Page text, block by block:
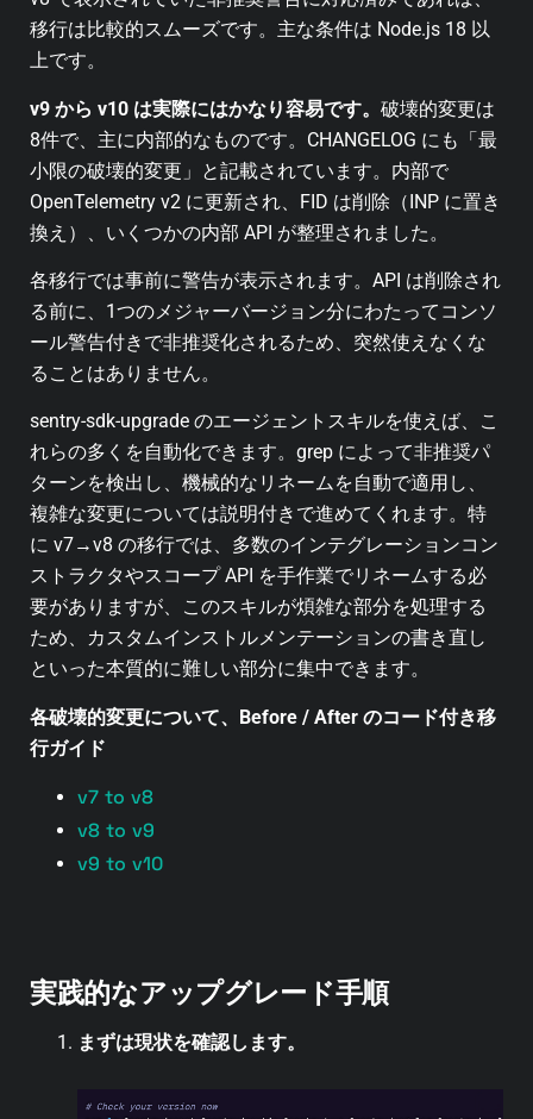
移行は比較的スムーズです。主な条件は Node.js 18 以
上です。
v9 から v10 は実際にはかなり容易です。 破壊的変更は
8件で、主に内部的なものです。CHANGELOG にも「最
小限の破壊的変更」と記載されています。内部で
OpenTelemetry v2 に更新され、FID は削除（INP に置き
換え）、いくつかの内部 API が整理されました。
各移行では事前に警告が表示されます。API は削除され
る前に、1つのメジャーバージョン分にわたってコンソ
ール警告付きで非推奨化されるため、突然使えなくな
ることはありません。
sentry-sdk-upgrade のエージェントスキルを使えば、こ
れらの多くを自動化できます。grep によって非推奨パ
ターンを検出し、機械的なリネームを自動で適用し、
複雑な変更については説明付きで進めてくれます。特
に v7→v8 の移行では、多数のインテグレーションコン
ストラクタやスコープ API を手作業でリネームする必
要がありますが、このスキルが煩雑な部分を処理する
ため、カスタムインストルメンテーションの書き直し
といった本質的に難しい部分に集中できます。
各破壊的変更について、Before / After のコード付き移
行ガイド
v7 to v8
v8 to v9
v9 to v10
実践的なアップグレード手順
まずは現状を確認します。